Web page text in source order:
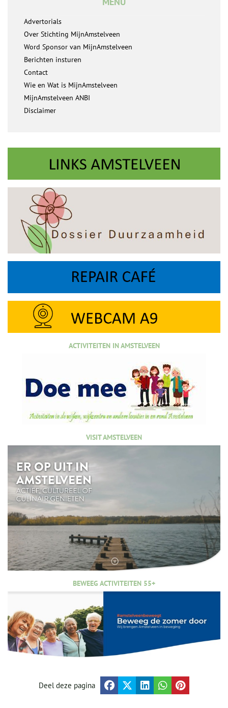
Advertorials
Over Stichting MijnAmstelveen
Word Sponsor van MijnAmstelveen
Berichten insturen
Contact
Wie en Wat is MijnAmstelveen
MijnAmstelveen ANBI
Disclaimer
ACTIVITEITEN IN AMSTELVEEN
VISIT AMSTELVEEN
BEWEEG ACTIVITEITEN 55+
Deel deze pagina